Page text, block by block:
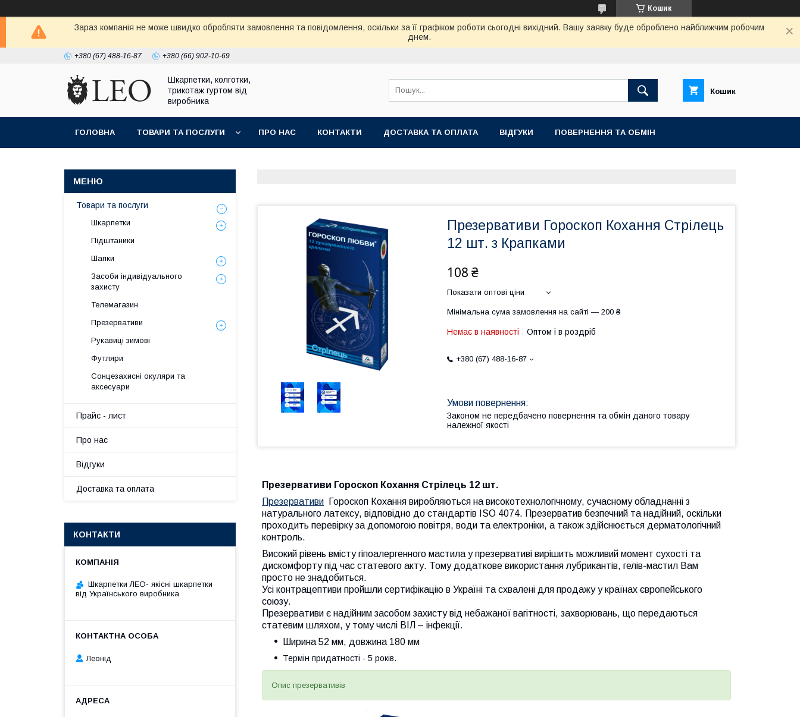
Кошик
Зараз компанія не може швидко обробляти замовлення та повідомлення, оскільки за її графіком роботи сьогодні вихідний. Вашу заявку буде оброблено найближчим робочим
днем.
+380 (67) 488-16-87 +380 (66) 902-10-69
Шкарпетки, колготки,
трикотаж гуртом від
виробника
Кошик
ГОЛОВНА ТОВАРИ ТА ПОСЛУГИ ПРО НАС КОНТАКТИ ДОСТАВКА ТА ОПЛАТА ВIДГУКИ ПОВЕРНЕННЯ ТА ОБМIН
Презервативи Гороскоп Кохання Стрілець
12 шт. з Крапками
108 ₴
Показати оптові ціни
Мінімальна сума замовлення на сайті — 200 ₴
Немає в наявності Оптом і в роздріб
+380 (67) 488-16-87
Законом не передбачено повернення та обмін даного товару
належної якості
Презервативи Гороскоп Кохання Стрілець 12 шт.
Презервативи Гороскоп Кохання виробляються на високотехнологічному, сучасному обладнанні з
натурального латексу, відповідно до стандартів ISO 4074. Презерватив безпечний та надійний, оскільки
проходить перевірку за допомогою повітря, води та електроніки, а також здійснюється дерматологічний
контроль.
Високий рівень вмісту гіпоалергенного мастила у презервативі вирішить можливий момент сухості та
дискомфорту під час статевого акту. Тому додаткове використання лубрикантів, гелів-мастил Вам
просто не знадобиться.
Усі контрацептиви пройшли сертифікацію в Україні та схвалені для продажу у країнах європейського
союзу.
Презервативи є надійним засобом захисту від небажаної вагітності, захворювань, що передаються
статевим шляхом, у тому числі ВІЛ – інфекції.
Ширина 52 мм, довжина 180 мм
Термін придатності - 5 років.
Опис презервативів
Товари та послуги
Шкарпетки
Підштаники
Шапки
Засоби індивідуального
захисту
Телемагазин
Презервативи
Рукавиці зимові
Футляри
Сонцезахисні окуляри та
аксесуари
Прайс - лист
Про нас
Вiдгуки
Доставка та оплата
КОНТАКТИ
Шкарпетки ЛЕО- якісні шкарпетки
від Українського виробника
Леонід